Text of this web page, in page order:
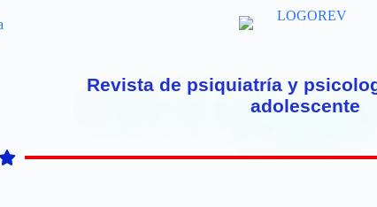
Revista de psiquiatría y
adolescente